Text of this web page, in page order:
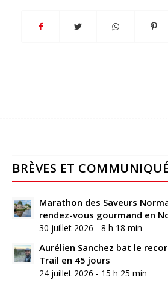
BRÈVES ET
Marathon des Saveurs
rendez-vous gourmand en
30 juillet 2026 - 8 h 18 min
Aurélien Sanchez bat le
Trail en 45 jours
24 juillet 2026 - 15 h 25 min